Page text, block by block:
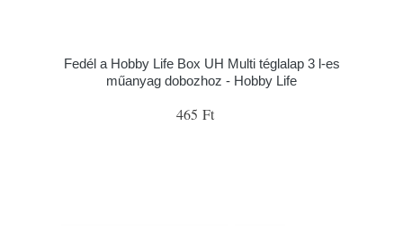
Fedél a Hobby Life Box UH Multi téglalap 3 l-es
műanyag dobozhoz - Hobby Life
465 Ft